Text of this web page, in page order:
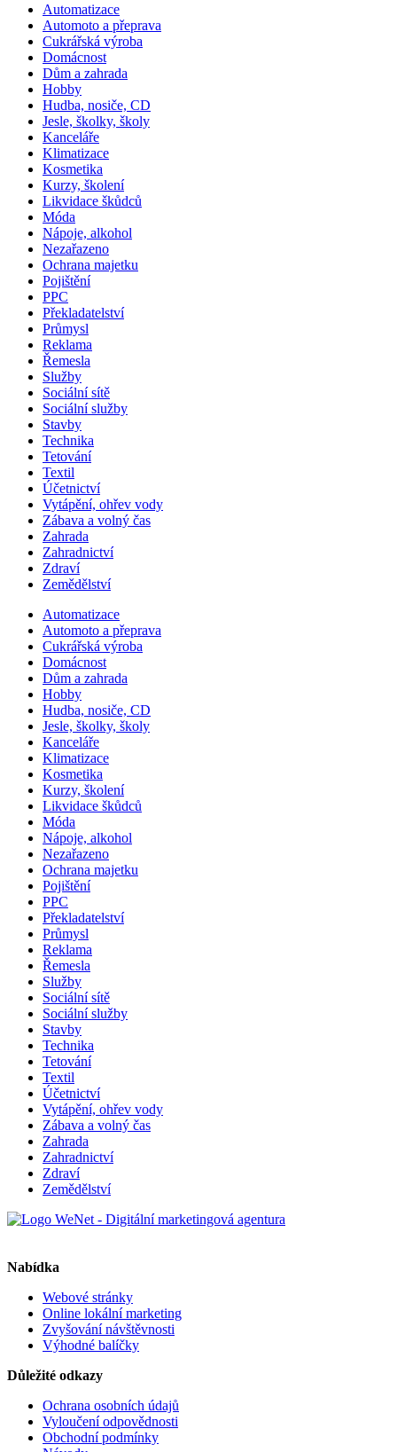
Automatizace
Automoto a přeprava
Cukrářská výroba
Domácnost
Dům a zahrada
Hobby
Hudba, nosiče, CD
Jesle, školky, školy
Kanceláře
Klimatizace
Kosmetika
Kurzy, školení
Likvidace škůdců
Móda
Nápoje, alkohol
Nezařazeno
Ochrana majetku
Pojištění
PPC
Překladatelství
Průmysl
Reklama
Řemesla
Služby
Sociální sítě
Sociální služby
Stavby
Technika
Tetování
Textil
Účetnictví
Vytápění, ohřev vody
Zábava a volný čas
Zahrada
Zahradnictví
Zdraví
Zemědělství
Automatizace
Automoto a přeprava
Cukrářská výroba
Domácnost
Dům a zahrada
Hobby
Hudba, nosiče, CD
Jesle, školky, školy
Kanceláře
Klimatizace
Kosmetika
Kurzy, školení
Likvidace škůdců
Móda
Nápoje, alkohol
Nezařazeno
Ochrana majetku
Pojištění
PPC
Překladatelství
Průmysl
Reklama
Řemesla
Služby
Sociální sítě
Sociální služby
Stavby
Technika
Tetování
Textil
Účetnictví
Vytápění, ohřev vody
Zábava a volný čas
Zahrada
Zahradnictví
Zdraví
Zemědělství
Nabídka
Webové stránky
Online lokální marketing
Zvyšování návštěvnosti
Výhodné balíčky
Důležité odkazy
Ochrana osobních údajů
Vyloučení odpovědnosti
Obchodní podmínky